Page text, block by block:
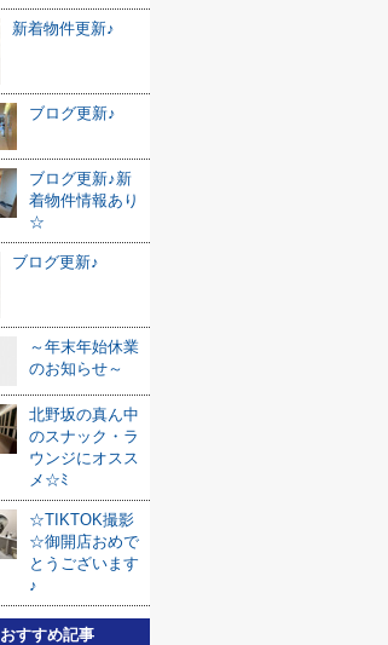
新着物件更新♪
ブログ更新♪
ブログ更新♪新
着物件情報あり
☆
ブログ更新♪
～年末年始休業
のお知らせ～
北野坂の真ん中
のスナック・ラ
ウンジにオスス
メ☆ﾐ
☆TIKTOK撮影
☆御開店おめで
とうございます
♪
おすすめ記事